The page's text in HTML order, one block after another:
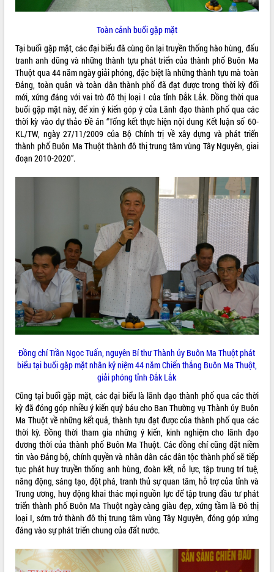
VIDEO
LIÊN KẾT WEB
THỐNG KÊ TRUY CẬP
Hôm nay: 10738
Tất cả: 66123852
Toàn cảnh buổi gặp mặt
Tại buổi gặp mặt, các đại biểu đã cùng ôn lại truyền thống hào hùng, đấu
tranh anh dũng và những thành tựu phát triển của thành phố Buôn Ma
Thuột qua 44 năm ngày giải phóng, đặc biệt là những thành tựu mà toàn
Đảng, toàn quân và toàn dân thành phố đã đạt được trong thời kỳ đổi
mới, xứng đáng với vai trò đô thị loại I của tỉnh Đắk Lắk. Đồng thời qua
buổi gặp mặt này, để xin ý kiến góp ý của Lãnh đạo thành phố qua các
thời kỳ vào dự thảo Đề án “Tổng kết thực hiện nội dung Kết luận số 60-
KL/TW, ngày 27/11/2009 của Bộ Chính trị về xây dựng và phát triển
thành phố Buôn Ma Thuột thành đô thị trung tâm vùng Tây Nguyên, giai
đoạn 2010-2020”.
Đồng chí Trần Ngọc Tuấn, nguyên Bí thư Thành ủy Buôn Ma Thuột phát
biểu tại buổi gặp mặt nhân kỷ niệm 44 năm Chiến thắng Buôn Ma Thuột,
giải phóng tỉnh Đắk Lắk
Cũng tại buổi gặp mặt, các đại biểu là lãnh đạo thành phố qua các thời
kỳ đã đóng góp nhiều ý kiến quý báu cho Ban Thường vụ Thành ủy Buôn
Ma Thuột về những kết quả, thành tựu đạt được của thành phố qua các
thời kỳ. Đồng thời tham gia những ý kiến, kinh nghiệm cho lãnh đạo
đương thời của thành phố Buôn Ma Thuột. Các đồng chí cũng đặt niềm
tin vào Đảng bộ, chính quyền và nhân dân các dân tộc thành phố sẽ tiếp
tục phát huy truyền thống anh hùng, đoàn kết, nỗ lực, tập trung trí tuệ,
năng động, sáng tạo, đột phá, tranh thủ sự quan tâm, hỗ trợ của tỉnh và
Trung ương, huy động khai thác mọi nguồn lực để tập trung đầu tư phát
triển thành phố Buôn Ma Thuột ngày càng giàu đẹp, xứng tầm là Đô thị
loại I, sớm trở thành đô thị trung tâm vùng Tây Nguyên, đóng góp xứng
đáng vào sự phát triển chung của đất nước.